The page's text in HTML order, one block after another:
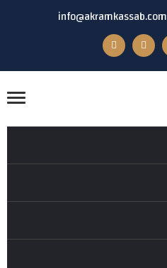
info@akramkassab.com